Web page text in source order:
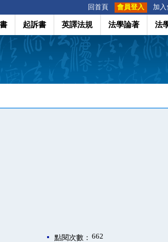
回首頁 會員登入 加入
起訴書 英譯法規 法學論著 法
點閱次數： 662